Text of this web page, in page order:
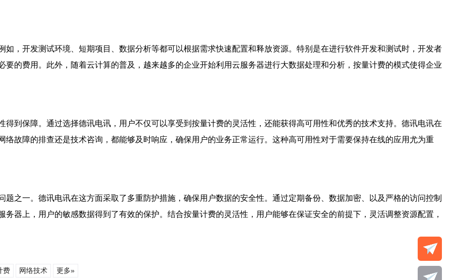
，开发测试环境、短期项目、数据分析等都可以根据需求快速配置和释放资源。特别是在进行软件开发和测试时，开发者
的费用。此外，随着云计算的普及，越来越多的企业开始利用云服务器进行大数据处理和分析，按量计费的模式使得企业
到保障。通过选择德讯电讯，用户不仅可以享受到按量计费的灵活性，还能获得高可用性和优秀的技术支持。德讯电讯在
故障的排查还是技术咨询，都能够及时响应，确保用户的业务正常运行。这种高可用性对于需要保持在线的应用尤为重
之一。德讯电讯在这方面采取了多重防护措施，确保用户数据的安全性。通过定期备份、数据加密、以及严格的访问控制
器上，用户的敏感数据得到了有效的保护。结合按量计费的灵活性，用户能够在保证安全的前提下，灵活调整资源配置，
费 网络技术 更多»